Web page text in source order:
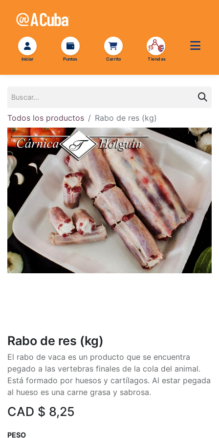
Todos los productos Rabo de res (kg)
Rabo de res (kg)
El rabo de vaca es un producto que se encuentra
pegado a las vertebras finales de la cola del animal.
Está formado por huesos y cartílagos. Al estar pegada
al hueso es una carne grasa y sabrosa.
CAD $ 8,25
PESO